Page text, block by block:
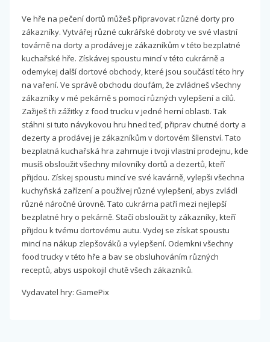
Ve hře na pečení dortů můžeš připravovat různé dorty pro
zákazníky. Vytvářej různé cukrářské dobroty ve své vlastní
továrně na dorty a prodávej je zákazníkům v této bezplatné
kuchařské hře. Získávej spoustu mincí v této cukrárně a
odemykej další dortové obchody, které jsou součástí této hry
na vaření. Ve správě obchodu doufám, že zvládneš všechny
zákazníky v mé pekárně s pomocí různých vylepšení a cílů.
Zažiješ tři zážitky z food trucku v jedné herní oblasti. Tak
stáhni si tuto návykovou hru hned teď, připrav chutné dorty a
dezerty a prodávej je zákazníkům v dortovém šílenství. Tato
bezplatná kuchařská hra zahrnuje i tvoji vlastní prodejnu, kde
musíš obsloužit všechny milovníky dortů a dezertů, kteří
přijdou. Získej spoustu mincí ve své kavárně, vylepši všechna
kuchyňská zařízení a používej různé vylepšení, abys zvládl
různé náročné úrovně. Tato cukrárna patří mezi nejlepší
bezplatné hry o pekárně. Stačí obsloužit ty zákazníky, kteří
přijdou k tvému dortovému autu. Vydej se získat spoustu
mincí na nákup zlepšováků a vylepšení. Odemkni všechny
food trucky v této hře a bav se obsluhováním různých
receptů, abys uspokojil chutě všech zákazníků.
Vydavatel hry: GamePix